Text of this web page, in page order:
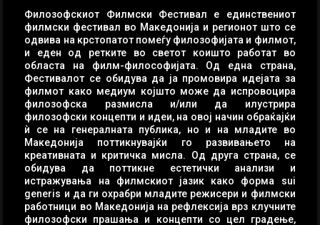
Филозофскиот Филмски Фестивал е единствениот
филмски фестивал во Македонија и регионот што се
одвива на крстопатот помеѓу филозофијата и филмот,
и еден од ретките во светот коишто работат во
областа на филм-философијата. Од една страна,
Фестивалот се обидува да ја промовира идејата за
филмот како медиум којшто може да испровоцира
филозофска размисла и/или да илустрира
филозофски концепти и идеи, на овој начин обраќајќи
ѝ се на генералната публика, но и на младите во
Македонија поттикнувајќи го развивањето на
креативната и критичка мисла. Од друга страна, се
обидува да поттикне естетички анализи и
истражувања на филмскиот јазик како форма sui
generis и да ги охрабри младите режисери и филмски
работници во Македонија на рефлексија врз клучните
филозофски прашања и концепти со цел градење,